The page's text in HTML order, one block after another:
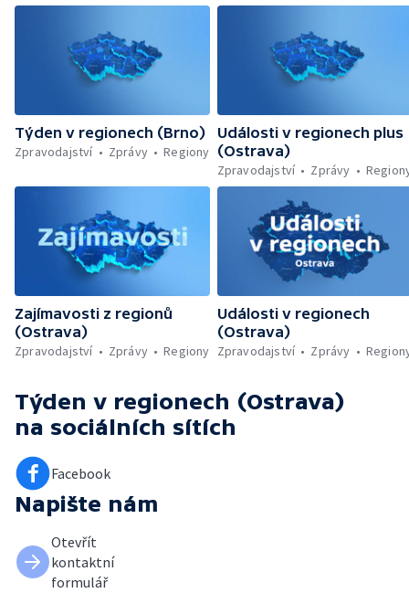
Týden v regionech (Brno)
Zpravodajství
Zprávy Regiony
Události v regionech plus
(Ostrava)
Zpravodajství
Zprávy
Zajímavosti z regionů
(Ostrava)
Zpravodajství
Zprávy Regiony
Události v regionech
(Ostrava)
Zpravodajství
Zprávy
Týden v regionech (Ostrava)
na sociálních sítích
Facebook
Napište nám
Otevřít
kontaktní
formulář